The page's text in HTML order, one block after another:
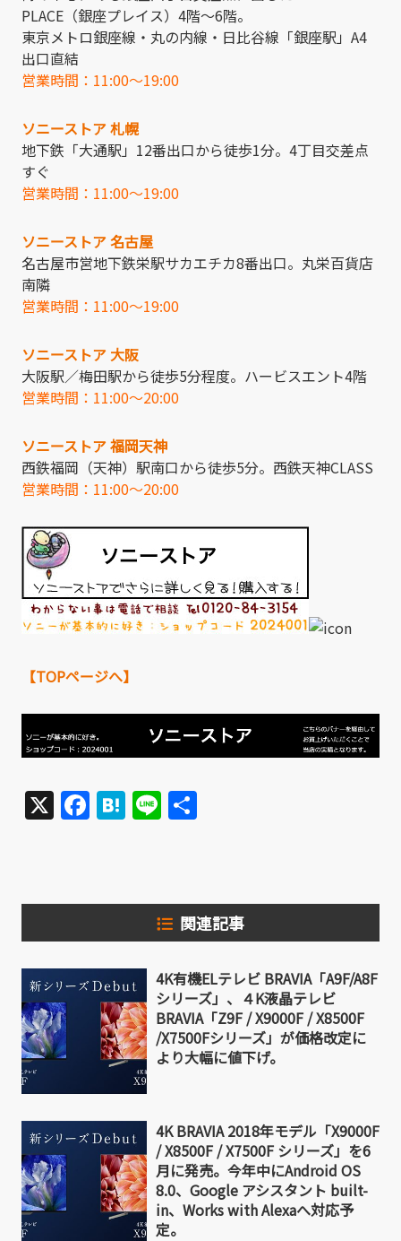
PLACE（銀座プレイス）4階～6階。
東京メトロ銀座線・丸の内線・日比谷線「銀座駅」A4
出口直結
営業時間：11:00～19:00
ソニーストア 札幌
地下鉄「大通駅」12番出口から徒歩1分。4丁目交差点
すぐ
営業時間：11:00～19:00
ソニーストア 名古屋
名古屋市営地下鉄栄駅サカエチカ8番出口。丸栄百貨店
南隣
営業時間：11:00～19:00
ソニーストア 大阪
大阪駅／梅田駅から徒歩5分程度。ハービスエント4階
営業時間：11:00～20:00
ソニーストア 福岡天神
西鉄福岡（天神）駅南口から徒歩5分。西鉄天神CLASS
営業時間：11:00～20:00
【TOPページへ】
X Facebook
Hatena
Line
関連記事
4K有機ELテレビ BRAVIA「A9F/A8F
シリーズ」、４K液晶テレビ
BRAVIA「Z9F / X9000F / X8500F
/X7500Fシリーズ」が価格改定に
より大幅に値下げ。
4K BRAVIA 2018年モデル「X9000F
/ X8500F / X7500F シリーズ」を6
月に発売。今年中にAndroid OS
8.0、Google アシスタント built-
in、Works with Alexaへ対応予
定。